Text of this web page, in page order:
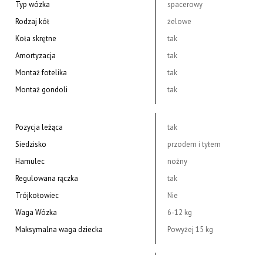
Typ wózka
spacerowy
Rodzaj kół
żelowe
Koła skrętne
tak
Amortyzacja
tak
Montaż fotelika
tak
Montaż gondoli
tak
Pozycja leżąca
tak
Siedzisko
przodem i tyłem
Hamulec
nożny
Regulowana rączka
tak
Trójkołowiec
Nie
Waga Wózka
6-12 kg
Maksymalna waga dziecka
Powyżej 15 kg